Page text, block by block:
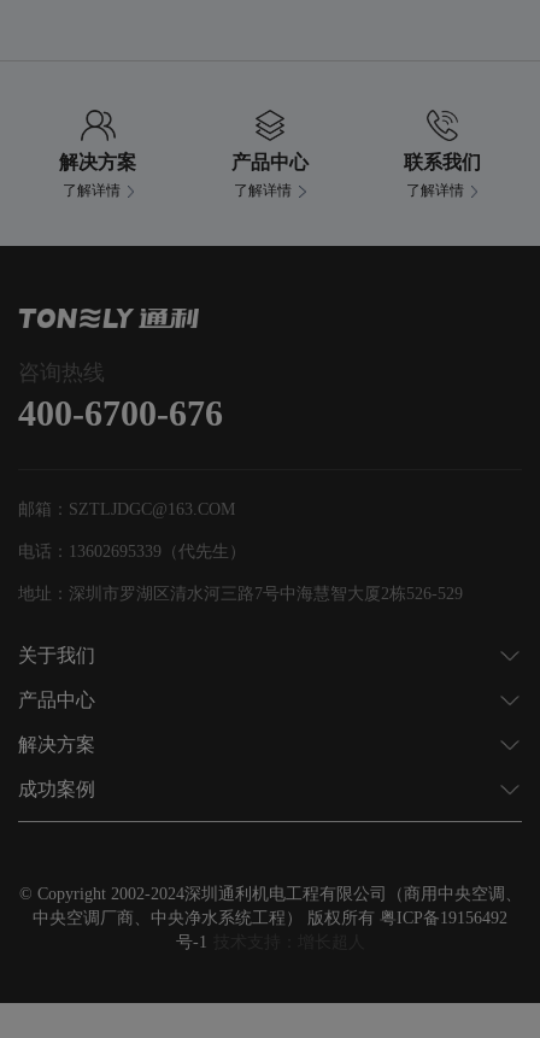
解决方案
了解详情
产品中心
了解详情
联系我们
了解详情
关于我们
产品中心
解决方案
成功案例
© Copyright 2002-2024深圳通利机电工程有限公司（商用中央空调、
中央空调厂商、中央净水系统工程） 版权所有 粤ICP备19156492
号-1
咨询热线
400-6700-676
邮箱：SZTLJDGC@163.COM
电话：13602695339（代先生）
地址：深圳市罗湖区清水河三路7号中海慧智大厦2栋526-529